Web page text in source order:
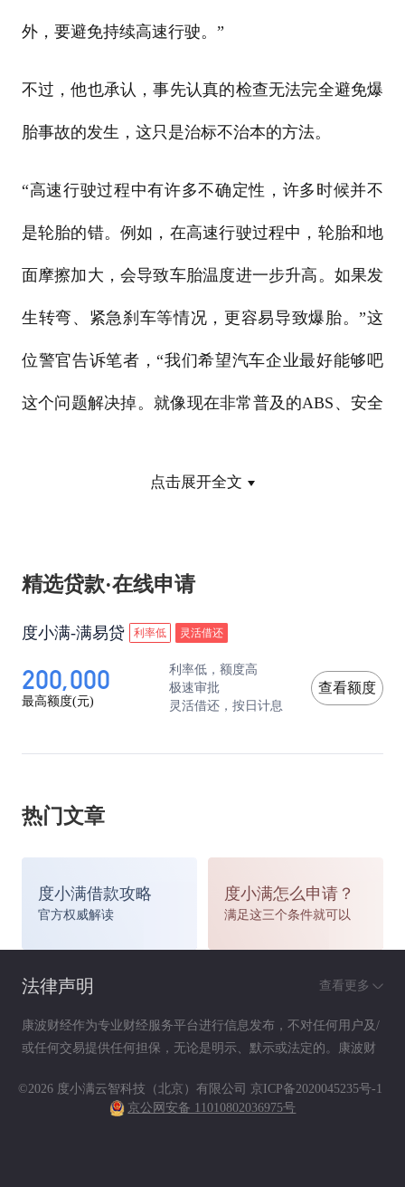
外，要避免持续高速行驶。”
不过，他也承认，事先认真的检查无法完全避免爆
胎事故的发生，这只是治标不治本的方法。
“高速行驶过程中有许多不确定性，许多时候并不
是轮胎的错。例如，在高速行驶过程中，轮胎和地
面摩擦加大，会导致车胎温度进一步升高。如果发
生转弯、紧急刹车等情况，更容易导致爆胎。”这
位警官告诉笔者，“我们希望汽车企业最好能够吧
这个问题解决掉。就像现在非常普及的ABS、安全
统，帮助四季解决这个问题。”
胎，基本上，保险公司对于汽车爆胎事故造成的轮
胎损失，是不理赔的。因为保险公司认为轮胎爆裂
由于爆胎而发生意外碰撞事故时，保险公司却给予
理赔。
“这是因为投保车辆是遭遇意外碰撞事故，完全符
我们会按照事故全责计算理赔率，但通常要扣除
20%。”保险公司的一位主管表示，如果车主想尽
点击展开全文
精选贷款·在线申请
度小满-满易贷 利率低 灵活借还
200,000
最高额度(元)
利率低，额度高
极速审批
灵活借还，按日计息
查看额度
热门文章
度小满借款攻略
官方权威解读
度小满怎么申请？
满足这三个条件就可以
法律声明 查看更多
康波财经作为专业财经服务平台进行信息发布，不对任何用户及/
或任何交易提供任何担保，无论是明示、默示或法定的。康波财
链接）仅供参考（如：历史或预期收益不代表实际收益），不作
为任何法律文件，亦不构成任何邀约、投资建议或承诺，用户应
©2026 度小满云智科技（北京）有限公司 京ICP备2020045235号-1
京公网安备 11010802036975号